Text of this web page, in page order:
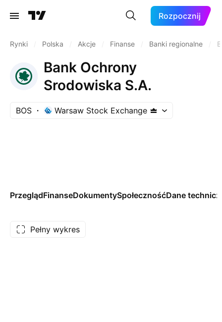
Rozpocznij
Rynki Polska Akcje Finanse Banki regionalne
Bank Ochrony
Srodowiska S.A.
BOS Warsaw Stock Exchange
PrzeglądFinanseDokumentySpołecznośćDane
Pełny wykres